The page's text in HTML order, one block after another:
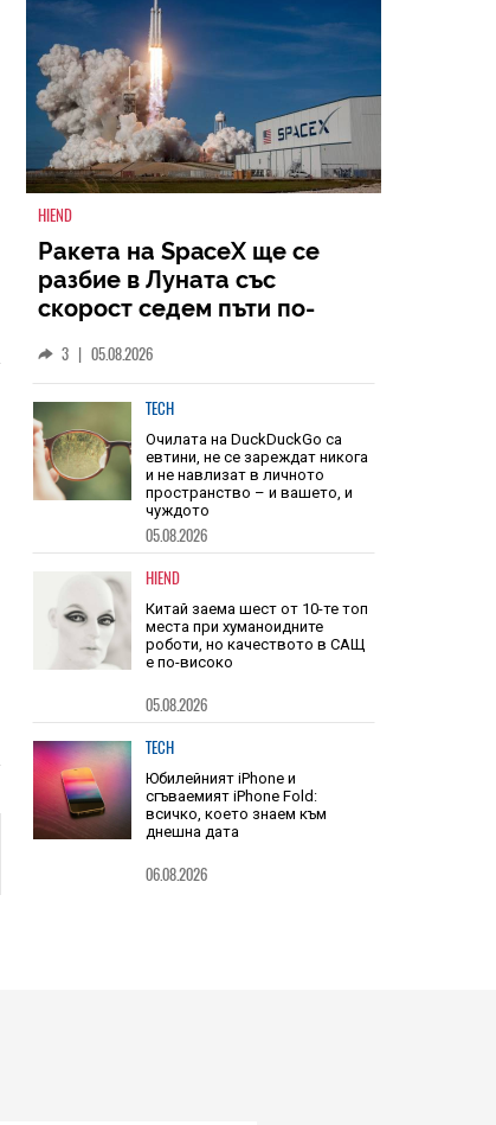
HIEND
Ракета на SpaceX ще се
разбие в Луната със
голяма от скоростта на
звука05.08.2026
TECH
Очилата на DuckDuckGo са
евтини, не се зареждат никога
и не навлизат в личното
пространство – и вашето, и
чуждото
05.08.2026
HIEND
роботи, но качеството в САЩ
е по-високо
05.08.2026
TECH
Юбилейният iPhone и
всичко, което знаем към